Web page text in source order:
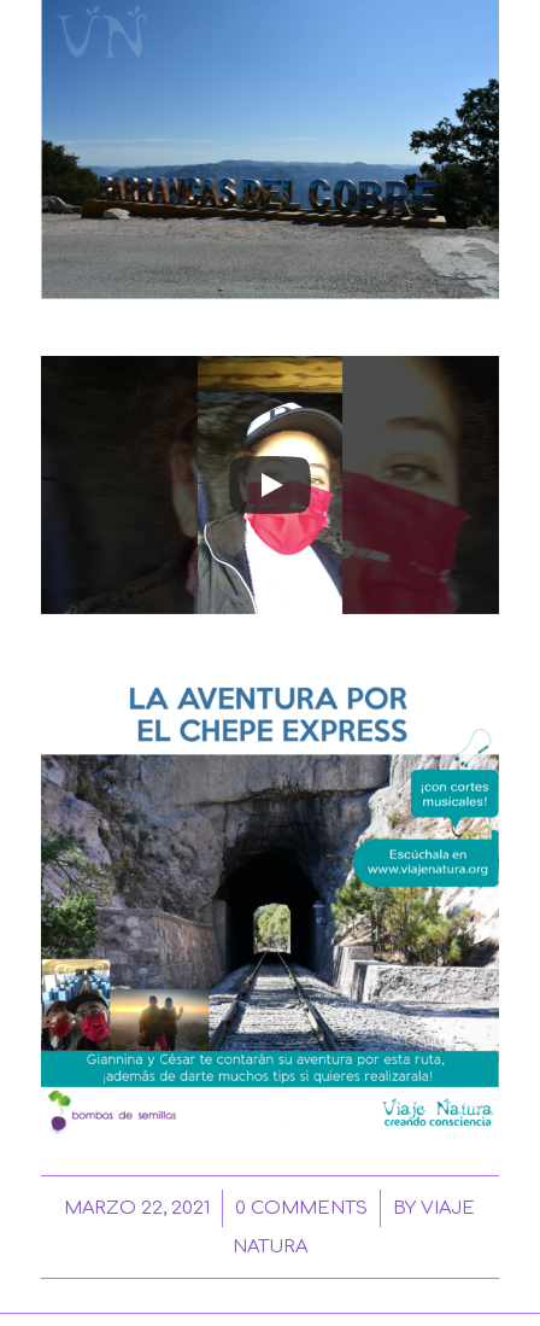
MARZO 22, 2021
/ 0 COMMENTS
/ BYVIAJE
NATURA